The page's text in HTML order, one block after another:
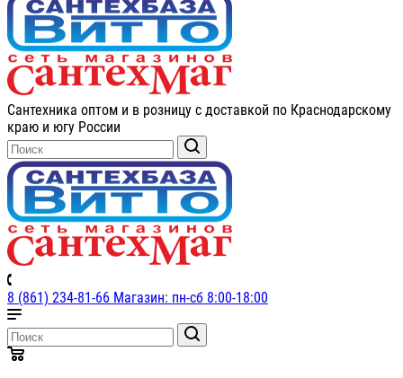
Сантехника оптом и в розницу с доставкой по Краснодарскому
краю и югу России
8 (861) 234-81-66 Магазин: пн-сб 8:00-18:00